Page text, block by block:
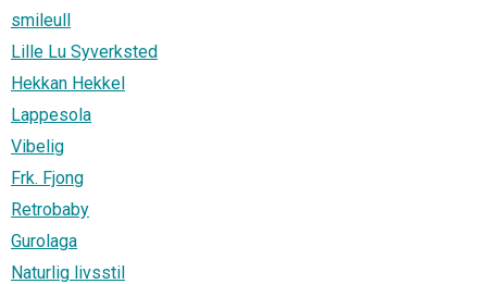
smileull
Lille Lu Syverksted
Hekkan Hekkel
Lappesola
Vibelig
Frk. Fjong
Retrobaby
Gurolaga
Naturlig livsstil